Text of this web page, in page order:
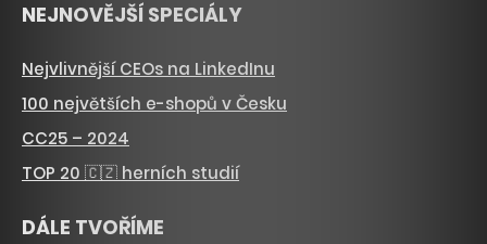
NEJNOVĚJŠÍ SPECIÁLY
Nejvlivnější CEOs na LinkedInu
100 největších e-shopů v Česku
CC25 – 2024
TOP 20 🇨🇿 herních studií
DÁLE TVOŘÍME